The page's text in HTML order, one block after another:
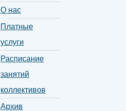
О нас
Платные
услуги
Расписание
занятий
коллективов
Архив